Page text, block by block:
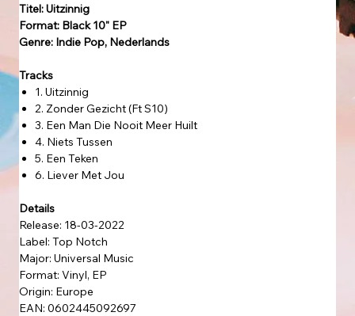
Titel: Uitzinnig
Format: Black 10" EP
Genre: Indie Pop, Nederlands
Tracks
1. Uitzinnig
2. Zonder Gezicht (Ft S10)
3. Een Man Die Nooit Meer Huilt
4. Niets Tussen
5. Een Teken
6. Liever Met Jou
Details
Release: 18-03-2022
Label: Top Notch
Major: Universal Music
Format: Vinyl, EP
Origin: Europe
EAN: 0602445092697